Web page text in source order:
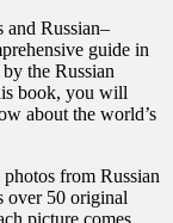
Russian–
guide in
the Russian
book, you will
about the world’s
from Russian
over 50 original